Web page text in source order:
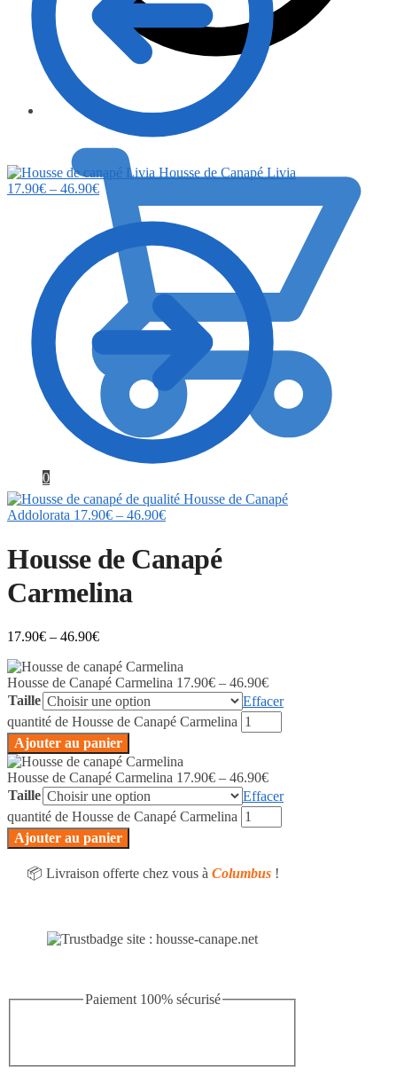
€
0
Housse de Canapé Livia
17.90€ – 46.90€
Housse de Canapé
Addolorata 17.90€ – 46.90€
Housse de Canapé
Carmelina
17.90€ – 46.90€
Housse de Canapé Carmelina 17.90€ – 46.90€
Taille
Effacer
quantité de Housse de Canapé Carmelina
Ajouter au panier
Housse de Canapé Carmelina 17.90€ – 46.90€
Taille
Effacer
quantité de Housse de Canapé Carmelina
Ajouter au panier
📦 Livraison offerte chez vous à Columbus !
Paiement 100% sécurisé